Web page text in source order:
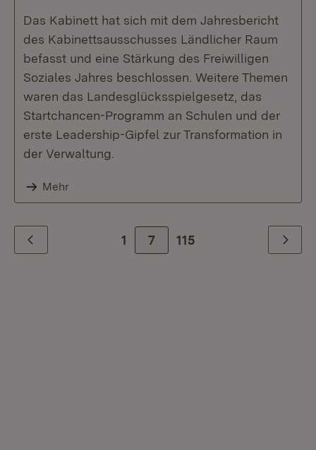
Das Kabinett hat sich mit dem Jahresbericht
des Kabinettsausschusses Ländlicher Raum
befasst und eine Stärkung des Freiwilligen
Soziales Jahres beschlossen. Weitere Themen
waren das Landesglücksspielgesetz, das
Startchancen-Programm an Schulen und der
erste Leadership-Gipfel zur Transformation in
der Verwaltung.
Mehr
Zurück 1 7 Zur letzte Seite
115 Weiter